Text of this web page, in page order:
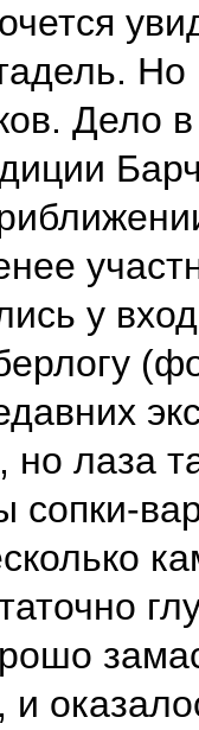
Но
Дело
у
но лаза
сопки-
и